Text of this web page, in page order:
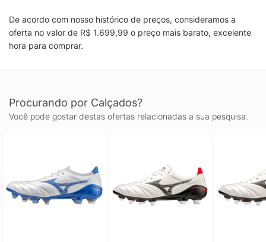
De acordo com nosso histórico de preços, consideramos a
oferta no valor de R$ 1.699,99 o preço mais barato, excelente
hora para comprar.
Procurando por Calçados?
Você pode gostar destas ofertas relacionadas a sua pesquisa.